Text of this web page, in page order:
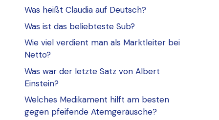
Was heißt Claudia auf Deutsch?
Was ist das beliebteste Sub?
Wie viel verdient man als Marktleiter bei
Netto?
Was war der letzte Satz von Albert
Einstein?
Welches Medikament hilft am besten
gegen pfeifende Atemgeräusche?